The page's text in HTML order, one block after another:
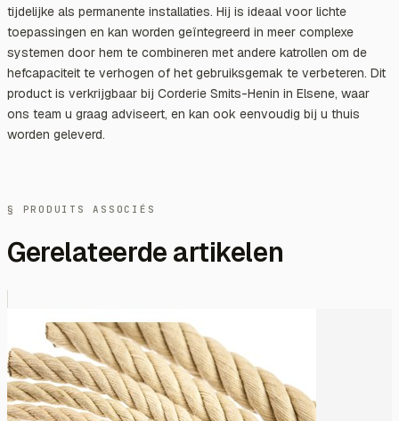
tijdelijke als permanente installaties. Hij is ideaal voor lichte
toepassingen en kan worden geïntegreerd in meer complexe
systemen door hem te combineren met andere katrollen om de
hefcapaciteit te verhogen of het gebruiksgemak te verbeteren. Dit
product is verkrijgbaar bij Corderie Smits-Henin in Elsene, waar
ons team u graag adviseert, en kan ook eenvoudig bij u thuis
worden geleverd.
§ PRODUITS ASSOCIÉS
Gerelateerde artikelen